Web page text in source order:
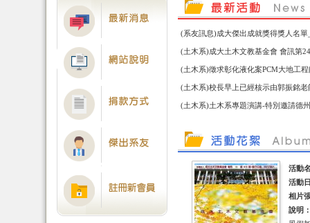
(系友訊息)成大傑出成就獎得獎人名單
(土木系)成大土木文教基金會 會訊第
(土木系)徵求彰化液化案PCM大地工程
(土木系)校長早上已經核示由郭振銘老
(土木系)土木系專題演講-特別邀請德
活動
活動
相片
說明